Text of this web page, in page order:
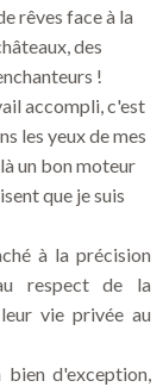
rêves face à la
des
!
accompli, c'est
les yeux de mes
un bon moteur
que je suis
à la précision
respect de la
vie privée au
bien d'exception,